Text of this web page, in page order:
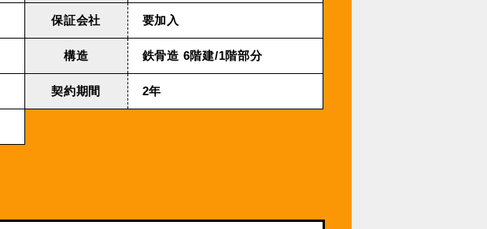
保証会社 要加入
構造 鉄⾻造 6階建/1階部分
契約期間 2年